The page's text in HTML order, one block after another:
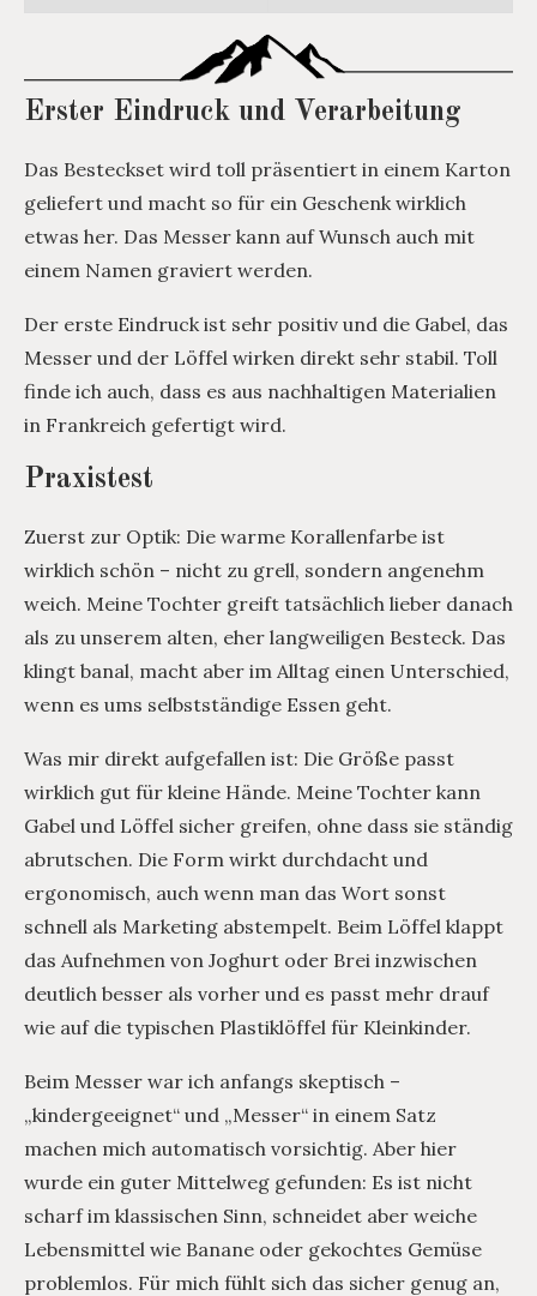
Erster Eindruck und Verarbeitung
Das Besteckset wird toll präsentiert in einem Karton
geliefert und macht so für ein Geschenk wirklich
etwas her. Das Messer kann auf Wunsch auch mit
einem Namen graviert werden.
Der erste Eindruck ist sehr positiv und die Gabel, das
Messer und der Löffel wirken direkt sehr stabil. Toll
finde ich auch, dass es aus nachhaltigen Materialien
in Frankreich gefertigt wird.
Praxistest
Zuerst zur Optik: Die warme Korallenfarbe ist
wirklich schön – nicht zu grell, sondern angenehm
weich. Meine Tochter greift tatsächlich lieber danach
als zu unserem alten, eher langweiligen Besteck. Das
klingt banal, macht aber im Alltag einen Unterschied,
wenn es ums selbstständige Essen geht.
Was mir direkt aufgefallen ist: Die Größe passt
wirklich gut für kleine Hände. Meine Tochter kann
Gabel und Löffel sicher greifen, ohne dass sie ständig
abrutschen. Die Form wirkt durchdacht und
ergonomisch, auch wenn man das Wort sonst
schnell als Marketing abstempelt. Beim Löffel klappt
das Aufnehmen von Joghurt oder Brei inzwischen
deutlich besser als vorher und es passt mehr drauf
wie auf die typischen Plastiklöffel für Kleinkinder.
Beim Messer war ich anfangs skeptisch –
„kindergeeignet“ und „Messer“ in einem Satz
machen mich automatisch vorsichtig. Aber hier
wurde ein guter Mittelweg gefunden: Es ist nicht
scharf im klassischen Sinn, schneidet aber weiche
Lebensmittel wie Banane oder gekochtes Gemüse
problemlos. Für mich fühlt sich das sicher genug an,